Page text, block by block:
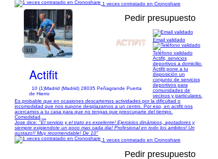
1 veces contratado en Cronoshare
1/1
Pedir presupuesto
Actifit
10 (1)Madrid (Madrid) 28035 Peñagrande Puerta
de Hierro
Email validado
Teléfono validado
Actifit, servicios
deportivos a domicilio.
Actifit pone a tu
disposición un
conjunto de servicios
deportivos para
comunidades de
vecinos y particulares.
Es probable que en ocasiones descartemos actividades por la dificultad o
incomodidad que nos supone desplazarnos a un centro. Por eso, en actifit nos
acercamos a tu casa para que no tengas que preocuparte del tiempo.
Comodidad,...
Jose dice: "El servicio y el trato es excelente! Ejercicios dinámicos, agotadores y
siempre exigiendote un poco mas cada dia! Profesional en todo los ambitos! Un
gustazo!! Muy recomendable! De 10"
1 veces contratado en Cronoshare
Pedir presupuesto